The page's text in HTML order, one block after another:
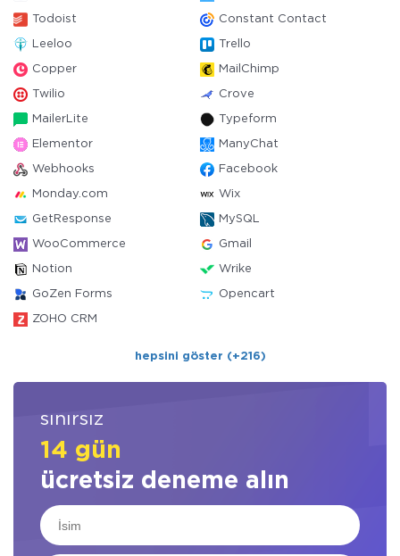
Todoist Constant Contact
Leeloo Trello
Copper MailChimp
Twilio Crove
MailerLite Typeform
Elementor ManyChat
Webhooks Facebook
Monday.com Wix
GetResponse MySQL
WooCommerce Gmail
Notion Wrike
GoZen Forms Opencart
ZOHO CRM
hepsini göster (+216)
sınırsız
14 gün
ücretsiz deneme alın